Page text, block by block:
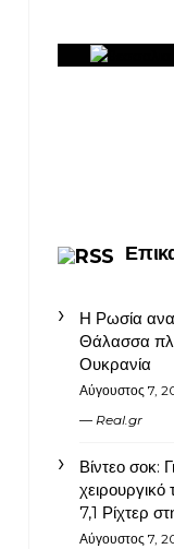
Η Ρωσία
Θάλασσα
Ουκρανία
Αύγουστος 7,
Real.gr
Βίντεο σοκ:
7,1 Ρίχτερ
Αύγουστος 7,